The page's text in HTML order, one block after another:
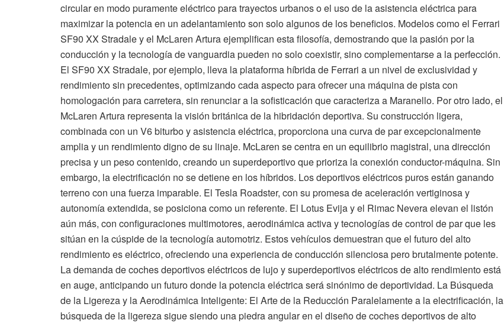
circular en modo puramente eléctrico para trayectos urbanos o el uso de la asistencia eléctrica para
maximizar la potencia en un adelantamiento son solo algunos de los beneficios. Modelos como el Ferrari
SF90 XX Stradale y el McLaren Artura ejemplifican esta filosofía, demostrando que la pasión por la
conducción y la tecnología de vanguardia pueden no solo coexistir, sino complementarse a la perfección.
El SF90 XX Stradale, por ejemplo, lleva la plataforma híbrida de Ferrari a un nivel de exclusividad y
rendimiento sin precedentes, optimizando cada aspecto para ofrecer una máquina de pista con
homologación para carretera, sin renunciar a la sofisticación que caracteriza a Maranello. Por otro lado, el
McLaren Artura representa la visión británica de la hibridación deportiva. Su construcción ligera,
combinada con un V6 biturbo y asistencia eléctrica, proporciona una curva de par excepcionalmente
amplia y un rendimiento digno de su linaje. McLaren se centra en un equilibrio magistral, una dirección
precisa y un peso contenido, creando un superdeportivo que prioriza la conexión conductor-máquina. Sin
embargo, la electrificación no se detiene en los híbridos. Los deportivos eléctricos puros están ganando
terreno con una fuerza imparable. El Tesla Roadster, con su promesa de aceleración vertiginosa y
autonomía extendida, se posiciona como un referente. El Lotus Evija y el Rimac Nevera elevan el listón
aún más, con configuraciones multimotores, aerodinámica activa y tecnologías de control de par que les
sitúan en la cúspide de la tecnología automotriz. Estos vehículos demuestran que el futuro del alto
rendimiento es eléctrico, ofreciendo una experiencia de conducción silenciosa pero brutalmente potente.
La demanda de coches deportivos eléctricos de lujo y superdeportivos eléctricos de alto rendimiento está
en auge, anticipando un futuro donde la potencia eléctrica será sinónimo de deportividad. La Búsqueda
de la Ligereza y la Aerodinámica Inteligente: El Arte de la Reducción Paralelamente a la electrificación, la
búsqueda de la ligereza sigue siendo una piedra angular en el diseño de coches deportivos de alto